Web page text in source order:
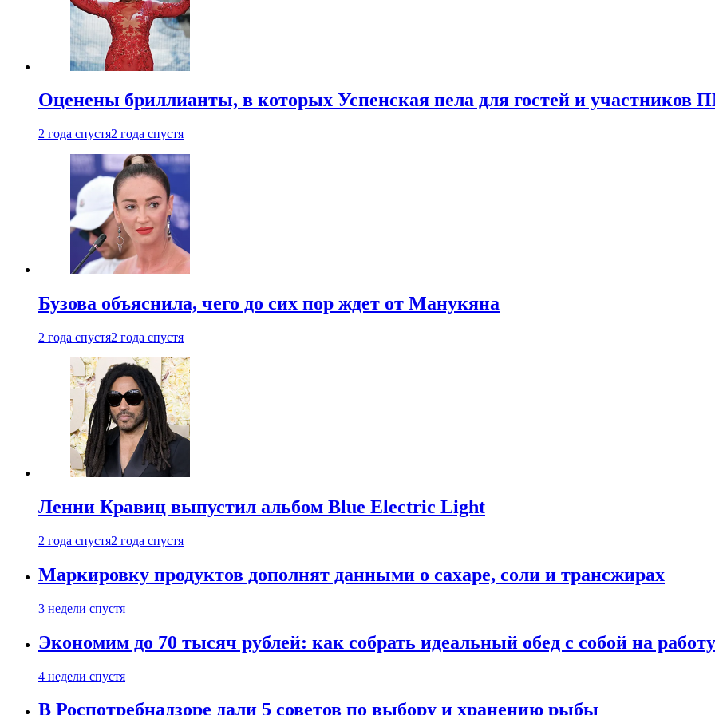
Оценены бриллианты, в которых Успенская пела для гостей и
2 года спустя2 года спустя
Бузова объяснила, чего до сих пор ждет от Манукяна
2 года спустя2 года спустя
Ленни Кравиц выпустил альбом Blue Electric Light
2 года спустя2 года спустя
Маркировку продуктов дополнят данными о сахаре, соли и трансжирах
3 недели спустя
Экономим до 70 тысяч рублей: как собрать идеальный обед с собой на работу
4 недели спустя
В Роспотребнадзоре дали 5 советов по выбору и хранению рыбы